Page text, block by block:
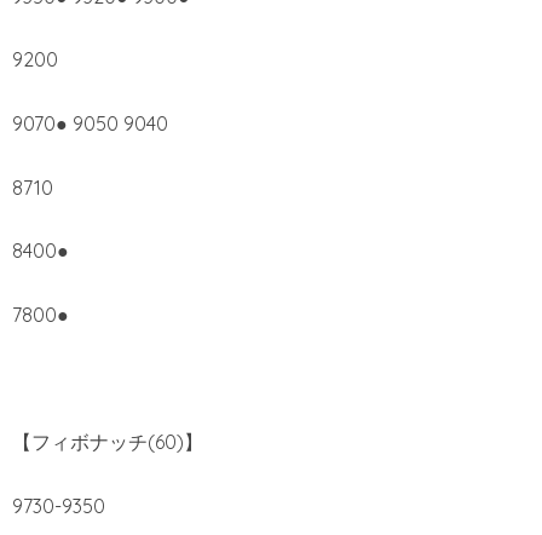
9200
9070● 9050 9040
8710
8400●
7800●
【フィボナッチ(60)】
9730-9350